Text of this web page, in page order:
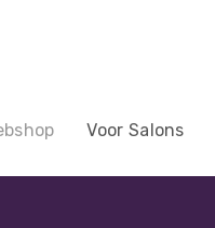
Voor Salons